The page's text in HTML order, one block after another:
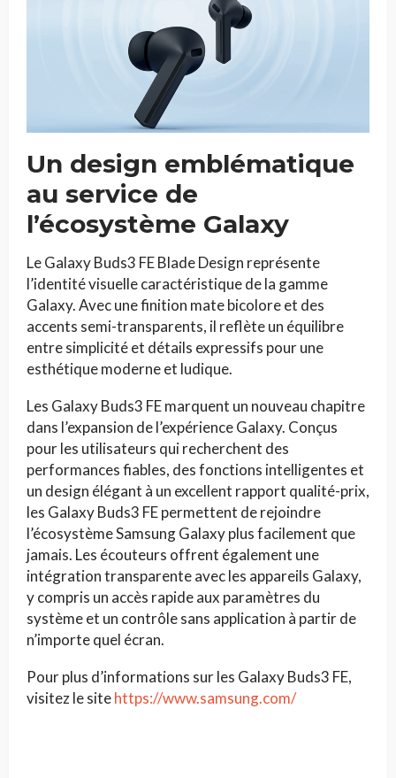
Un design emblématique
au service de
l’écosystème Galaxy
Le Galaxy Buds3 FE Blade Design représente
l’identité visuelle caractéristique de la gamme
Galaxy. Avec une finition mate bicolore et des
accents semi-transparents, il reflète un équilibre
entre simplicité et détails expressifs pour une
esthétique moderne et ludique.
Les Galaxy Buds3 FE marquent un nouveau chapitre
dans l’expansion de l’expérience Galaxy. Conçus
pour les utilisateurs qui recherchent des
performances fiables, des fonctions intelligentes et
un design élégant à un excellent rapport qualité-prix,
les Galaxy Buds3 FE permettent de rejoindre
l’écosystème Samsung Galaxy plus facilement que
jamais. Les écouteurs offrent également une
intégration transparente avec les appareils Galaxy,
y compris un accès rapide aux paramètres du
système et un contrôle sans application à partir de
n’importe quel écran.
Pour plus d’informations sur les Galaxy Buds3 FE,
visitez le sitehttps://www.samsung.com/